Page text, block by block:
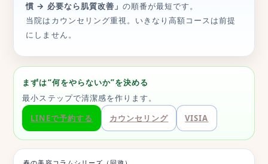
慣 → 必要なら肌質改善」 の順番が最短です。
当院はカウンセリング重視。いきなり高額コースは前提
にしません。
まずは“何をやらないか”を決める
最小ステップで清潔感を作ります。
LINEで予約する
カウンセリング VISIA